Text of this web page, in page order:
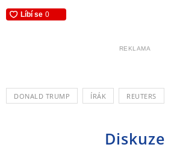
REKLAMA
DONALD TRUMP ÍRÁK REUTERS
Diskuze